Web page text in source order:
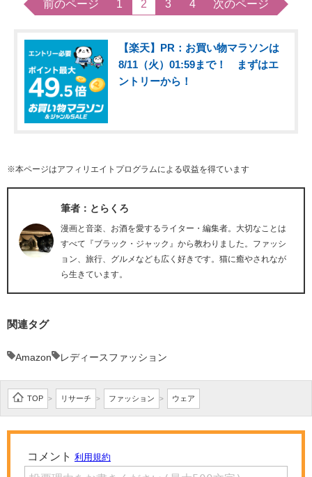
前のページ 1 2 3 4 次のページ
【楽天】PR：お買い物マラソンは
8/11（火）01:59まで！ まずはエ
ントリーから！
※本ページはアフィリエイトプログラムによる収益を得ています
筆者：とらくろ
漫画と音楽、お酒を愛するライター・編集者。大切なことは
すべて『ブラック・ジャック』から教わりました。ファッシ
ョン、旅行、グルメなども広く好きです。猫に癒やされなが
ら生きています。
関連タグ
Amazon レディースファッション
TOP > リサーチ > ファッション > ウェア